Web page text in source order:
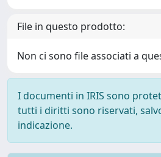
File in questo prodotto:
Non ci sono file associati a
I documenti in IRIS sono
tutti i diritti sono riservati,
indicazione.